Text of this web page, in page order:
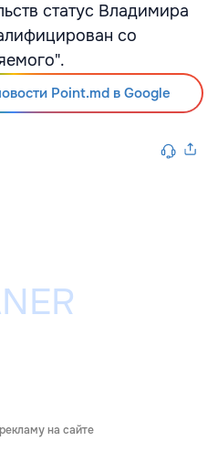
статус Владимира
со
Point.md в Google
на сайте